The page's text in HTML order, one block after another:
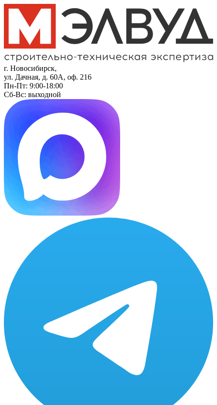
г. Новосибирск,
ул. Дачная, д. 60А, оф. 216
Пн-Пт: 9:00-18:00
Сб-Вс: выходной